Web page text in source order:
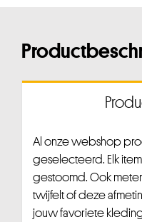
Al onze webshop
geselecteerd. Elk
gestoomd. Ook
twijfelt of deze
jouw favoriete